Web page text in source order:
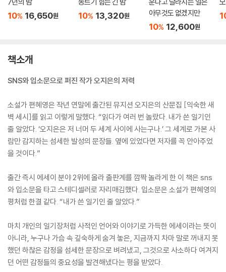
10% 16,650원 10% 13,320원
아무것도 없겠지만
10% 12,600원
책소개
SNS와 입소문으로 퍼진 작가 오지은의 저력
소설가 편혜영은 작년 연말에 출간된 뮤지션 오지은의 산문집 [익숙한 새
벽 세시]를 읽고 이렇게 말했다. “읽다가 여러 번 놀랐다. 내가 쓴 일기인
줄 알았다. ‘오지은은 저 너머 두 세계 사이에 사는구나.’ 그 세계로 가본 사
람만 감지하는 섬세한 발성의 문장들. 옆에 있었다면 저자를 꼭 안아주었
을 것이다.”
출간 즉시 에세이 분야 2위에 올라 출판계를 깜짝 놀라게 한 이 책은 sns
와 입소문을 타고 스테디셀러로 자리매김했다. 입소문은 소설가 편혜영의
평처럼 한결 같다. “내가 쓴 일기인 줄 알았다.”
마치 개인의 일기장처럼 사적인 언어와 이야기로 가득한 에세이라는 뜻이
아니라, 누구나 가슴 속 깊숙하게 숨겨 놓은, 지금까지 차마 말로 꺼내지 못
했던 하찮은 감정을 섬세한 문장으로 벼려냈고, 그것으로 사소하다 여겨지
던 어떤 감정들의 중요성을 발견해냈다는 평을 받았다.